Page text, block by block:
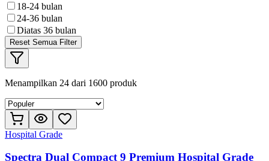
18-24 bulan
24-36 bulan
Diatas 36 bulan
Reset Semua Filter
Menampilkan 24 dari 1600 produk
Hospital Grade
Spectra Dual Compact 9 Premium Hospital Grade